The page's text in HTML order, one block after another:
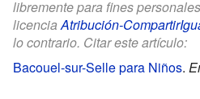
libremente para fines
licenciaAtribución-
lo contrario. Citar este artículo:
Bacouel-sur-Selle para Niños.